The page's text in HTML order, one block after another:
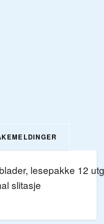
lesepakke 12
slitasje